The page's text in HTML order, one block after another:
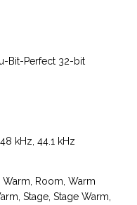
Bit-Perfect 32-bit
kHz, 44.1 kHz
Warm, Room, Warm
Stage, Stage Warm,